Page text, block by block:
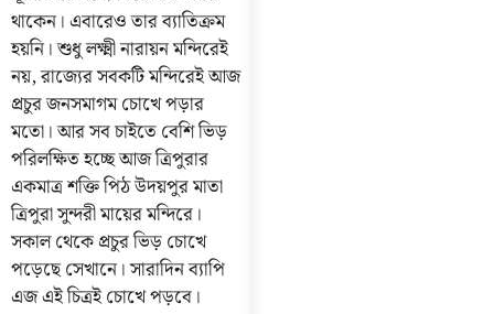
থাকেন। এবারেও তার ব্যাতিক্রম
হয়নি। শুধু লক্ষ্মী নারায়ন মন্দিরেই
নয়, রাজ্যের সবকটি মন্দিরেই আজ
প্রচুর জনসমাগম চোখে পড়ার
মতো। আর সব চাইতে বেশি ভিড়
পরিলক্ষিত হচ্ছে আজ ত্রিপুরার
একমাত্র শক্তি পিঠ উদয়পুর মাতা
ত্রিপুরা সুন্দরী মায়ের মন্দিরে।
সকাল থেকে প্রচুর ভিড় চোখে
পড়েছে সেখানে। সারাদিন ব্যাপি
এজ এই চিত্রই চোখে পড়বে।